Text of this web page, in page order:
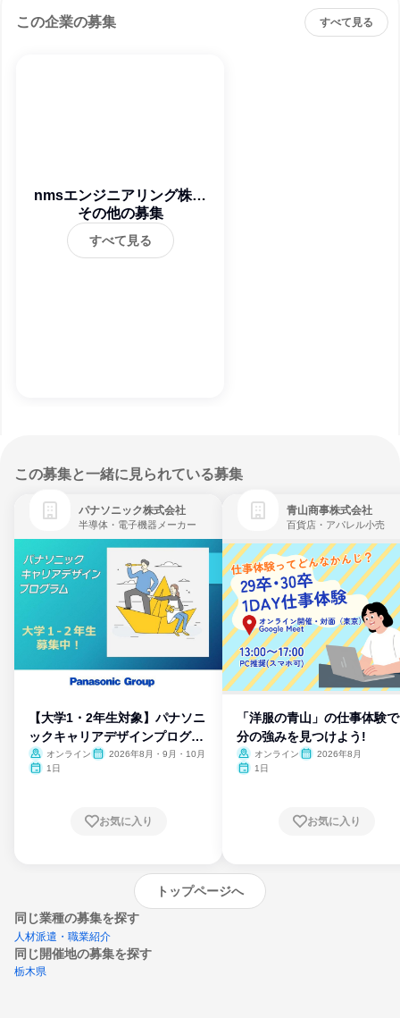
この企業の募集 すべて見る
nmsエンジニアリング株式
会社
その他の募集
すべて見る
この募集と一緒に見られている募集
パナソニック株式会社
半導体・電子機器メーカー
【大学1・2年生対象】パナソニ
ックキャリアデザインプログラ
ム
オンライン
2026年8月・9月・10月
1日
お気に入り
青山商事株式会社
百貨店・アパレル小売
「洋服の青山」の仕事体験
分の強みを見つけよう!
オンライン
2026年8月
1日
お気に入り
トップページへ
同じ業種の募集を探す
人材派遣・職業紹介
同じ開催地の募集を探す
栃木県